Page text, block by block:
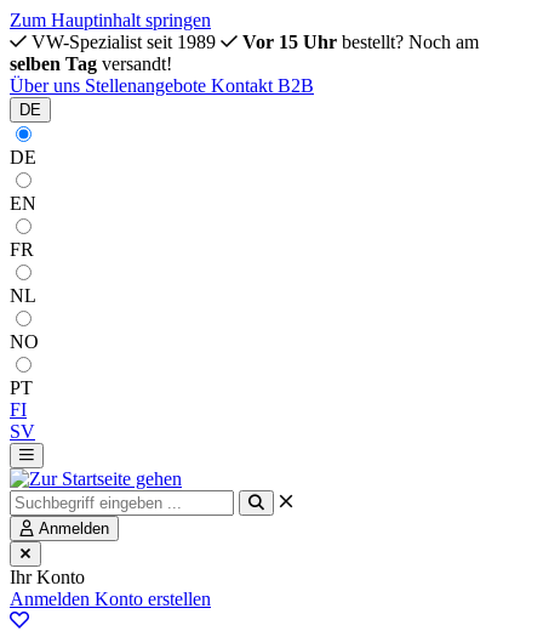
Zum Hauptinhalt springen
VW-Spezialist seit 1989
Vor 15 Uhr bestellt? Noch am
selben Tag versandt!
Über uns Stellenangebote Kontakt B2B
DE
DE
EN
FR
NL
NO
PT
FI
SV
Anmelden
Ihr Konto
Anmelden Konto erstellen